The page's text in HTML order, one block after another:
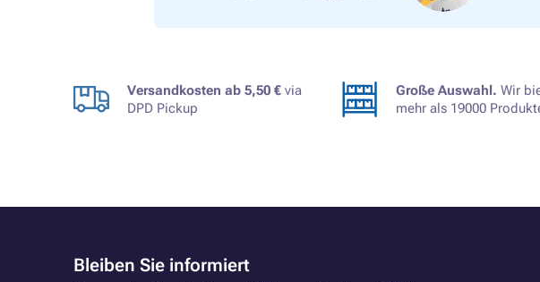
Versandkosten ab 5,50 € via
DPD Pickup
Große Auswahl. Wir
mehr als 19000
Bleiben Sie informiert